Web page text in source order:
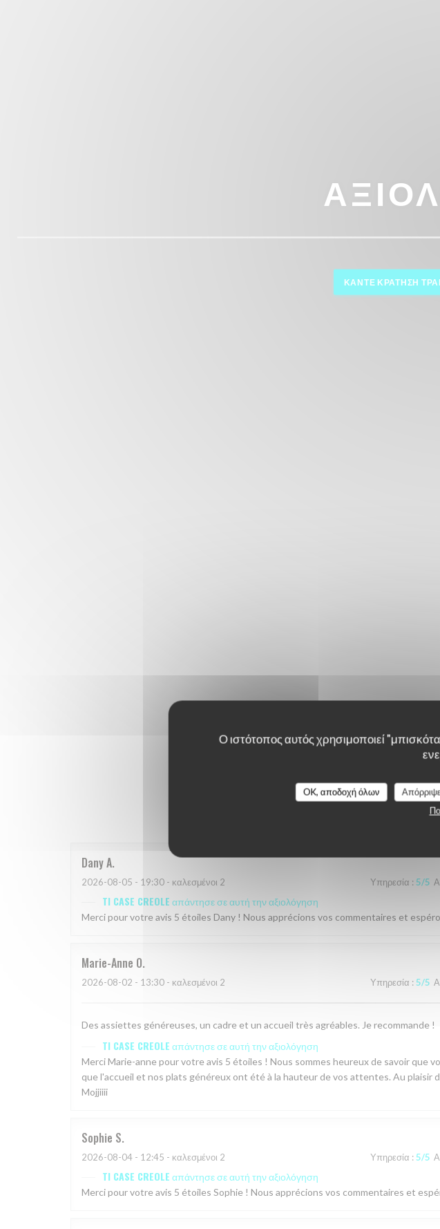
Ο ιστότοπος αυτός χρησιμοποιεί
OK, αποδοχή όλων
ΚΆΝΤΕ ΚΡΆΤΗΣΗ
Οι βαθμολογίες
DanyA
2026-08-05 - 19:30 - καλεσμένοι 2 Υπηρεσία : 5/5
TI CASE CREOLEαπάντησε σε αυτή την αξιολόγηση
Merci pour votre avis 5 étoiles Dany ! Nous apprécions vos commentaires et
Marie-Anne O
2026-08-02 - 13:30 - καλεσμένοι 2 Υπηρεσία : 5/5
Des assiettes généreuses, un cadre et un accueil très agréables. Je recommande !
TI CASE CREOLEαπάντησε σε αυτή την αξιολόγηση
Merci Marie-anne pour votre avis 5 étoiles ! Nous sommes heureux de savoir que
que l'accueil et nos plats généreux ont été à la hauteur de vos attentes. Au plaisir
Mojjiiii
Sophie S
2026-08-04 - 12:45 - καλεσμένοι 2 Υπηρεσία : 5/5
TI CASE CREOLEαπάντησε σε αυτή την αξιολόγηση
Merci pour votre avis 5 étoiles Sophie ! Nous apprécions vos commentaires et